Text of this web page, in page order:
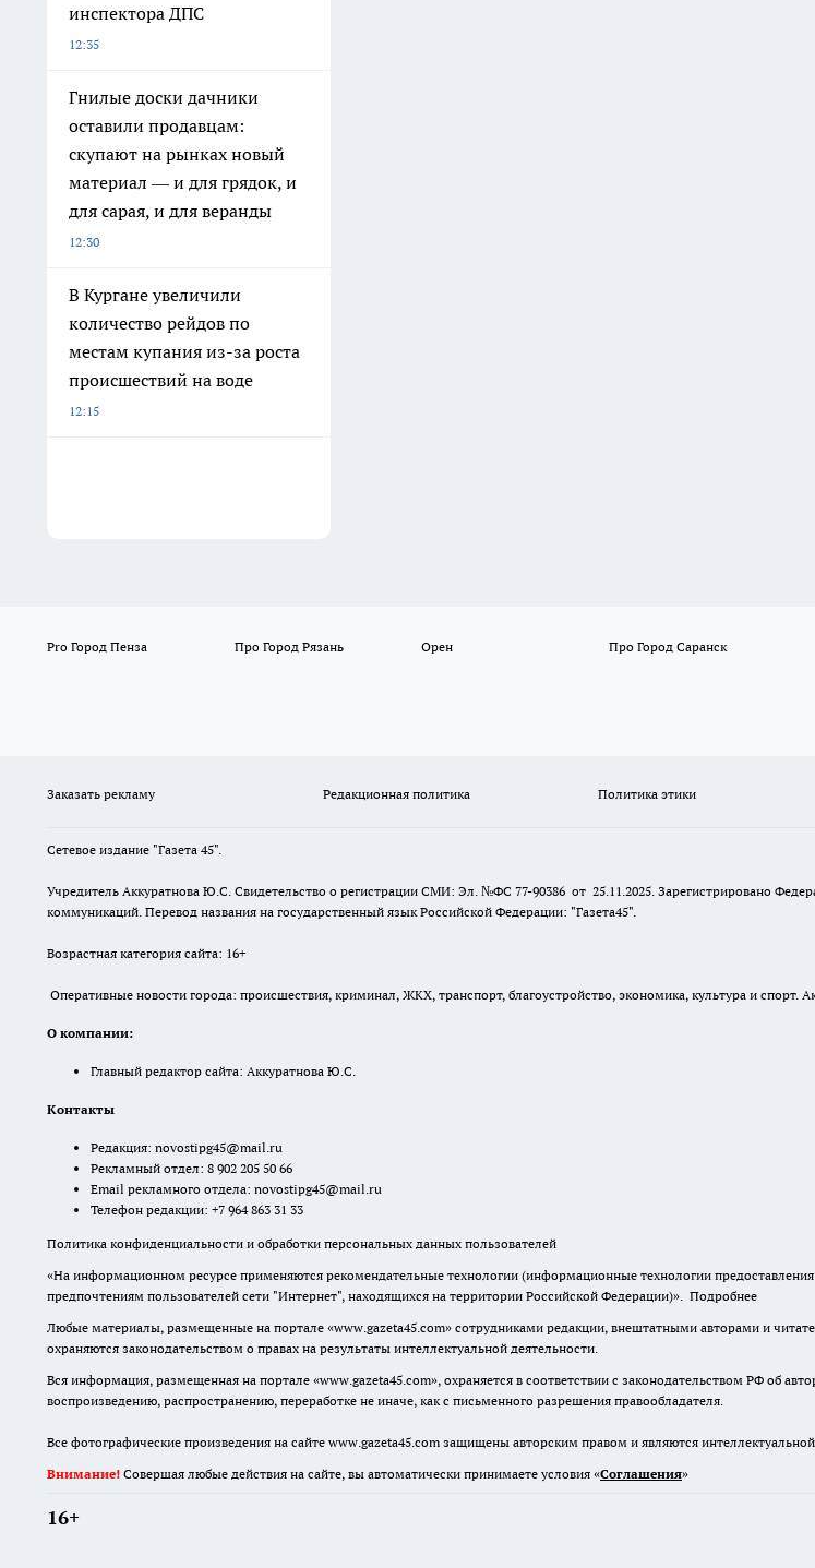
инспектора ДПС
12:35
Гнилые доски дачники
оставили продавцам:
скупают на рынках новый
материал — и для грядок, и
для сарая, и для веранды
12:30
В Кургане увеличили
количество рейдов по
местам купания из-за роста
происшествий на воде
12:15
Pro Город Пенза Про Город Рязань Орен Про Город Саранск
Заказать рекламу Редакционная политика Политика этики
Сетевое издание "Газета 45".
Учредитель Аккуратнова Ю.С. Свидетельство о регистрации СМИ: Эл. №ФС 77-90386 от 25.11.2025. Зарегистрировано
коммуникаций. Перевод названия на государственный язык Российской Федерации: "Газета45".
Возрастная категория сайта: 16+
Оперативные новости города: происшествия, криминал, ЖКХ, транспорт, благоустройство, экономика, культура и спорт.
О компании:
Главный редактор сайта: Аккуратнова Ю.С.
Контакты
Редакция: novostipg45@mail.ru
Рекламный отдел: 8 902 205 50 66
Email рекламного отдела: novostipg45@mail.ru
Телефон редакции: +7 964 863 31 33
Политика конфиденциальности и обработки персональных данных пользователей
«На информационном ресурсе применяются рекомендательные технологии (информационные технологии
предпочтениям пользователей сети "Интернет", находящихся на территории Российской Федерации)». Подробнее
Любые материалы, размещенные на портале «www.gazeta45.com» сотрудниками редакции, внештатными авторами и
охраняются законодательством о правах на результаты интеллектуальной деятельности.
Вся информация, размещенная на портале «www.gazeta45.com», охраняется в соответствии с законодательством РФ об
воспроизведению, распространению, переработке не иначе, как с письменного разрешения правообладателя.
Все фотографические произведения на сайте www.gazeta45.com защищены авторским правом и являются
Внимание! Совершая любые действия на сайте, вы автоматически принимаете условия «Cоглашения»
16+